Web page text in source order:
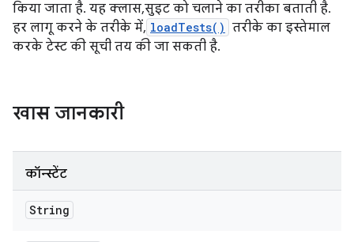
किया जाता है. यह क्लास, सुइट को चलाने का तरीका बताती है.
हर लागू करने के तरीके में, loadTests() तरीके का इस्तेमाल
करके टेस्ट की सूची तय की जा सकती है.
खास जानकारी
कॉन्स्टेंट
String